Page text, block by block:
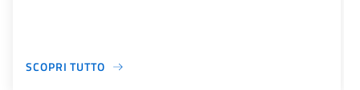
SCOPRI TUTTO